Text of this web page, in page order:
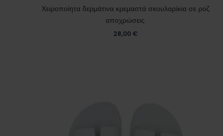
Χειροποίητα δερμάτινα κρεμαστά σκουλαρίκια σε ροζ
αποχρώσεις
28,00 €